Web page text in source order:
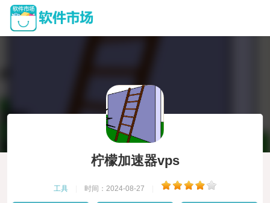
柠檬加速器vps
工具 时间：2024-08-27